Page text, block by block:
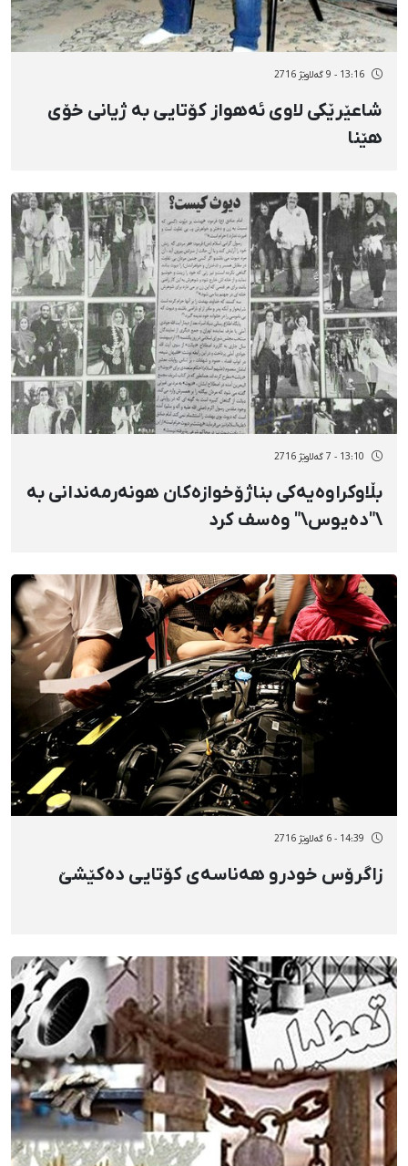
13:16 - 9 گەلاوێژ 2716
شاعێرێکی لاوی ئەهواز کۆتایی بە ژیانی خۆی
هێنا
13:10 - 7 گەلاوێژ 2716
بڵاوکراوەیەکی بناژۆخوازەکان هونەرمەندانی بە
\"دەیوس\" وەسف کرد
14:39 - 6 گەلاوێژ 2716
زاگرۆس خودرو هەناسەی کۆتایی دەکێشێ